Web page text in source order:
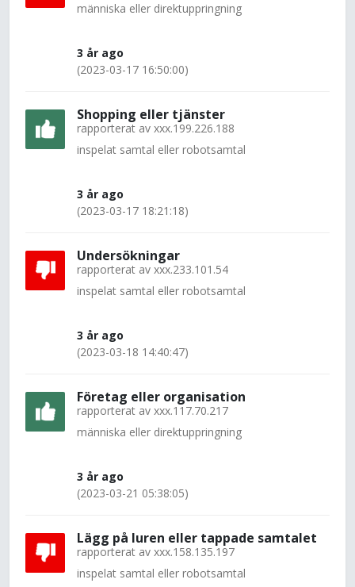
människa eller direktuppringning
3 år ago
(2023-03-17 16:50:00)
Shopping eller tjänster
rapporterat av xxx.199.226.188
inspelat samtal eller robotsamtal
3 år ago
(2023-03-17 18:21:18)
Undersökningar
rapporterat av xxx.233.101.54
inspelat samtal eller robotsamtal
3 år ago
(2023-03-18 14:40:47)
Företag eller organisation
rapporterat av xxx.117.70.217
människa eller direktuppringning
3 år ago
(2023-03-21 05:38:05)
Lägg på luren eller tappade samtalet
rapporterat av xxx.158.135.197
inspelat samtal eller robotsamtal